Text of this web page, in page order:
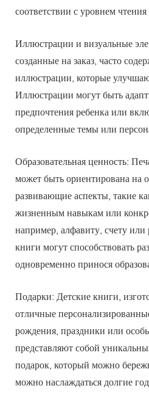
соответствии с уровнем
Иллюстрации и визуальные
созданные на заказ, часто
иллюстрации, которые
Иллюстрации могут быть
предпочтения ребенка или
определенные темы или
Образовательная ценность:
может быть ориентирована на
развивающие аспекты, такие
жизненным навыкам или
например, алфавиту, счету
книги могут способствовать
одновременно принося
Подарки: Детские книги,
отличные
рождения, праздники или
представляют собой
подарок, который можно
можно наслаждаться долгие